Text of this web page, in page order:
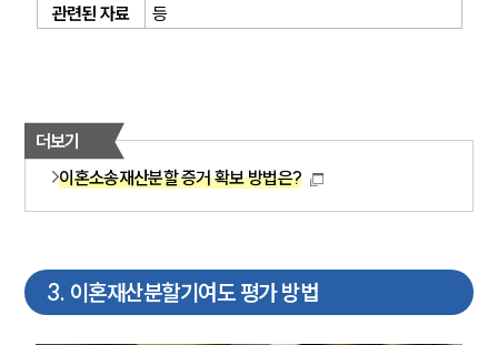
관련된 자료
등
더보기
이혼소송재산분할 증거 확보 방법은?
3. 이혼재산분할기여도 평가 방법